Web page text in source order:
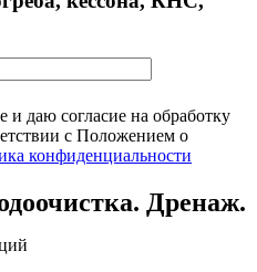
даю согласие на обработку
с Положением о
конфиденциальности
Дренаж.